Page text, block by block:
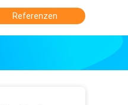
Referenzen